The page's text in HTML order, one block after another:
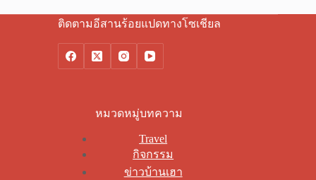
ติดตามอีสานร้อยแปดทางโซเชียล
หมวดหมู่บทความ
Travel
กิจกรรม
ข่าวบ้านเฮา